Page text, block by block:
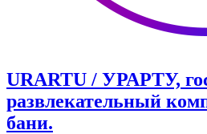
URARTU / УРАРТУ,
развлекательный
бани.